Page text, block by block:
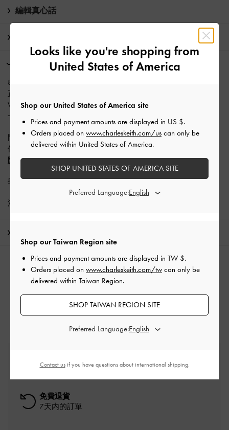
編輯真心話
8 月 7 日 - 12 日：七夕時刻 · 為愛盛裝​
正價商品消費滿額，
VIP會員：滿NT$2,000
一般會員：滿NT$3,600
門市官網活動同步但互不累計，數量有限，贈完為止；符合條
件之訂單，將於結帳時自動套用優惠。
附加條款與條件＆部分商品除外。
學生專享正價商品九折優惠
消費滿NT$1,500即享
相關類別
黑色 票卡夾
黑色 皮夾
票卡夾
消費滿額*即刻享受
免費退貨
7天内的訂單
Looks like you're shopping from
United States of America
Shop our Taiwan Region site
Prices and payment amounts are displayed in TW $.
Orders placed on www.charleskeith.com/tw can only be
delivered within Taiwan Region.
SHOP TAIWAN REGION SITE
Preferred Language:
Shop our United States of America site
Prices and payment amounts are displayed in US $.
Orders placed on www.charleskeith.com/us can only be
delivered within United States of America.
SHOP UNITED STATES OF AMERICA SITE
Preferred Language:
Contact usif you have questions about international shipping.